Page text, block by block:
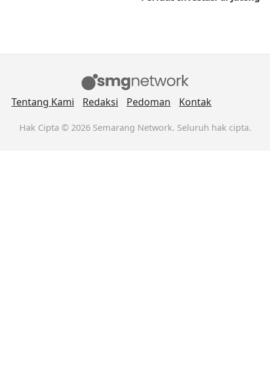
Tentang Kami Redaksi Pedoman Kontak
Hak Cipta © 2026 Semarang Network. Seluruh hak cipta.